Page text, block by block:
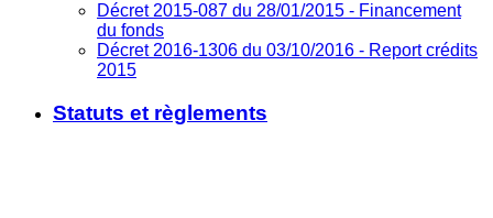
Décret 2015-087 du 28/01/2015 - Financement
du fonds
Décret 2016-1306 du 03/10/2016 - Report crédits
2015
Statuts et règlements